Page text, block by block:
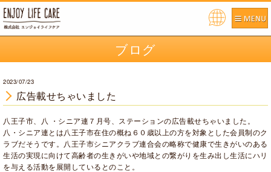
ブログ
2023/07/23
広告載せちゃいました
八王子市、八 ・シニア連７月号、ステーションの広告載せちゃいました。
八・シニア連とは八王子市在住の概ね６０歳以上の方を対象とした会員制のク
ラブだそうです。八王子市シニアクラブ連合会の略称で健康で生きがいのある
生活の実現に向けて高齢者の生きがいや地域との繋がりを生み出し生活にハリ
を与える活動を展開しているとのこと。